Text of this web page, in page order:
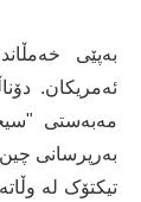
ئەمریکان.
مەبەستی
بەرپرسانی چین
تیکتۆک لە